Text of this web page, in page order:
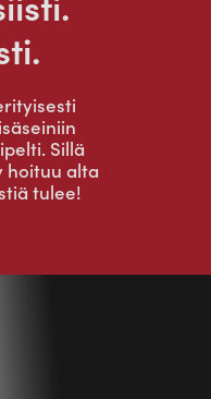
Sillä
hoituu alta
tulee!